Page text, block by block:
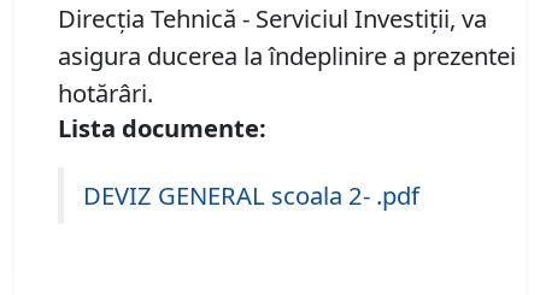
Direcţia Tehnică - Serviciul Investiţii, va
asigura ducerea la îndeplinire a prezentei
hotărâri.
Lista documente:
DEVIZ GENERAL scoala 2- .pdf